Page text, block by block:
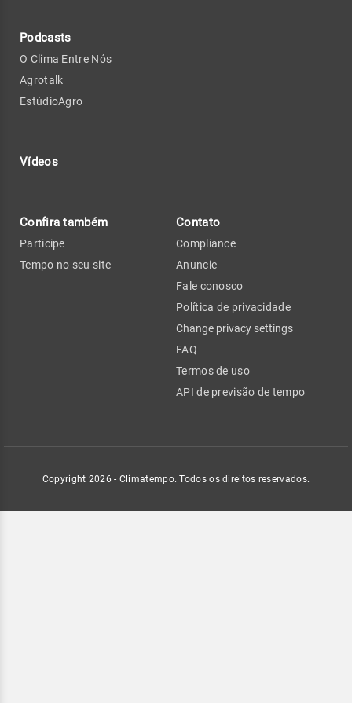
Podcasts
O Clima Entre Nós
Agrotalk
EstúdioAgro
Vídeos
Confira também
Participe
Tempo no seu site
Contato
Compliance
Anuncie
Fale conosco
Política de privacidade
Change privacy settings
FAQ
Termos de uso
API de previsão de tempo
Copyright 2026 - Climatempo. Todos os direitos reservados.